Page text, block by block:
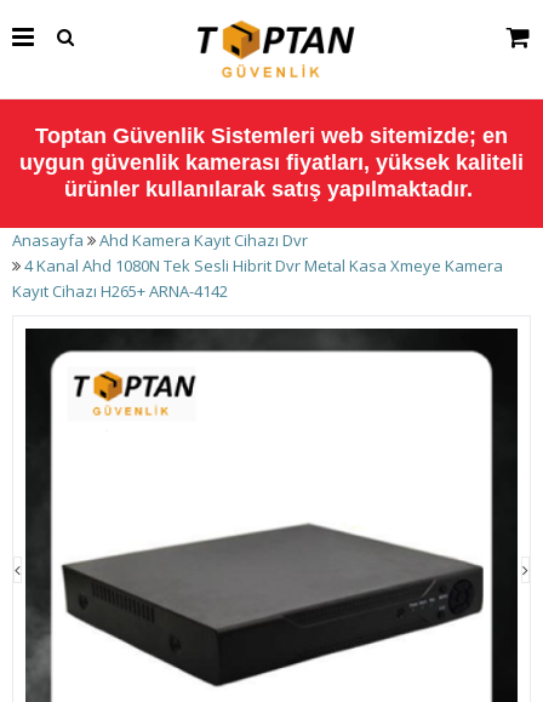
Toptan Güvenlik Sistemleri web sitemizde; en
uygun güvenlik kamerası fiyatları, yüksek kaliteli
ürünler kullanılarak satış yapılmaktadır.
Anasayfa
Ahd Kamera Kayıt Cihazı Dvr
4 Kanal Ahd 1080N Tek Sesli Hibrit Dvr Metal Kasa Xmeye Kamera
Kayıt Cihazı H265+ ARNA-4142